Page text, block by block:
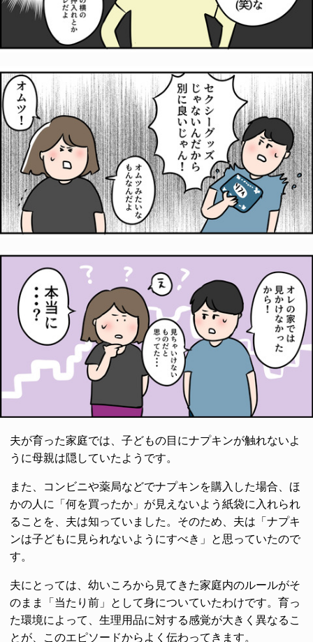
夫が育った家庭では、子どもの目にナプキンが触れないよ
うに母親は隠していたようです。
また、コンビニや薬局などでナプキンを購入した場合、ほ
かの人に「何を買ったか」が見えないよう紙袋に入れられ
ることを、夫は知っていました。そのため、夫は「ナプキ
ンは子どもに見られないようにすべき」と思っていたので
す。
夫にとっては、幼いころから見てきた家庭内のルールがそ
のまま「当たり前」として身についていたわけです。育っ
た環境によって、生理用品に対する感覚が大きく異なるこ
とが、このエピソードからよく伝わってきます。